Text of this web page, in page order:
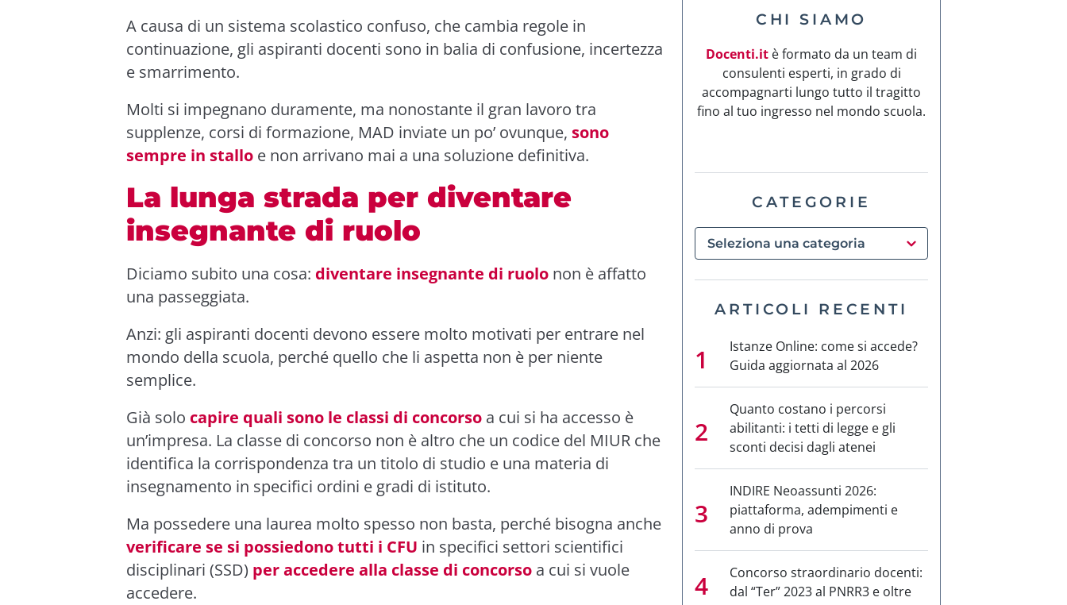
A causa di un sistema scolastico confuso, che cambia regole in
continuazione, gli aspiranti docenti sono in balia di confusione, incertezza
e smarrimento.
Molti si impegnano duramente, ma nonostante il gran lavoro tra
supplenze, corsi di formazione, MAD inviate un po’ ovunque, sono
sempre in stallo e non arrivano mai a una soluzione definitiva.
La lunga strada per diventare
insegnante di ruolo
Diciamo subito una cosa: diventare insegnante di ruolo non è affatto
una passeggiata.
Anzi: gli aspiranti docenti devono essere molto motivati per entrare nel
mondo della scuola, perché quello che li aspetta non è per niente
semplice.
Già solo capire quali sono le classi di concorso a cui si ha accesso è
un’impresa. La classe di concorso non è altro che un codice del MIUR che
identifica la corrispondenza tra un titolo di studio e una materia di
insegnamento in specifici ordini e gradi di istituto.
Ma possedere una laurea molto spesso non basta, perché bisogna anche
verificare se si possiedono tutti i CFU in specifici settori scientifici
disciplinari (SSD) per accedere alla classe di concorso a cui si vuole
accedere.
CHI SIAMO
Docenti.it è formato da un team di
consulenti esperti, in grado di
accompagnarti lungo tutto il tragitto
fino al tuo ingresso nel mondo scuola.
CATEGORIE
ARTICOLI RECENTI
Istanze Online: come si accede?
Guida aggiornata al 2026
Quanto costano i percorsi
abilitanti: i tetti di legge e gli
sconti decisi dagli atenei
INDIRE Neoassunti 2026:
piattaforma, adempimenti e
anno di prova
Concorso straordinario docenti:
dal “Ter” 2023 al PNRR3 e oltre